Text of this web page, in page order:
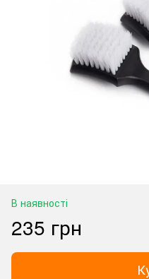
В наявності
235 грн